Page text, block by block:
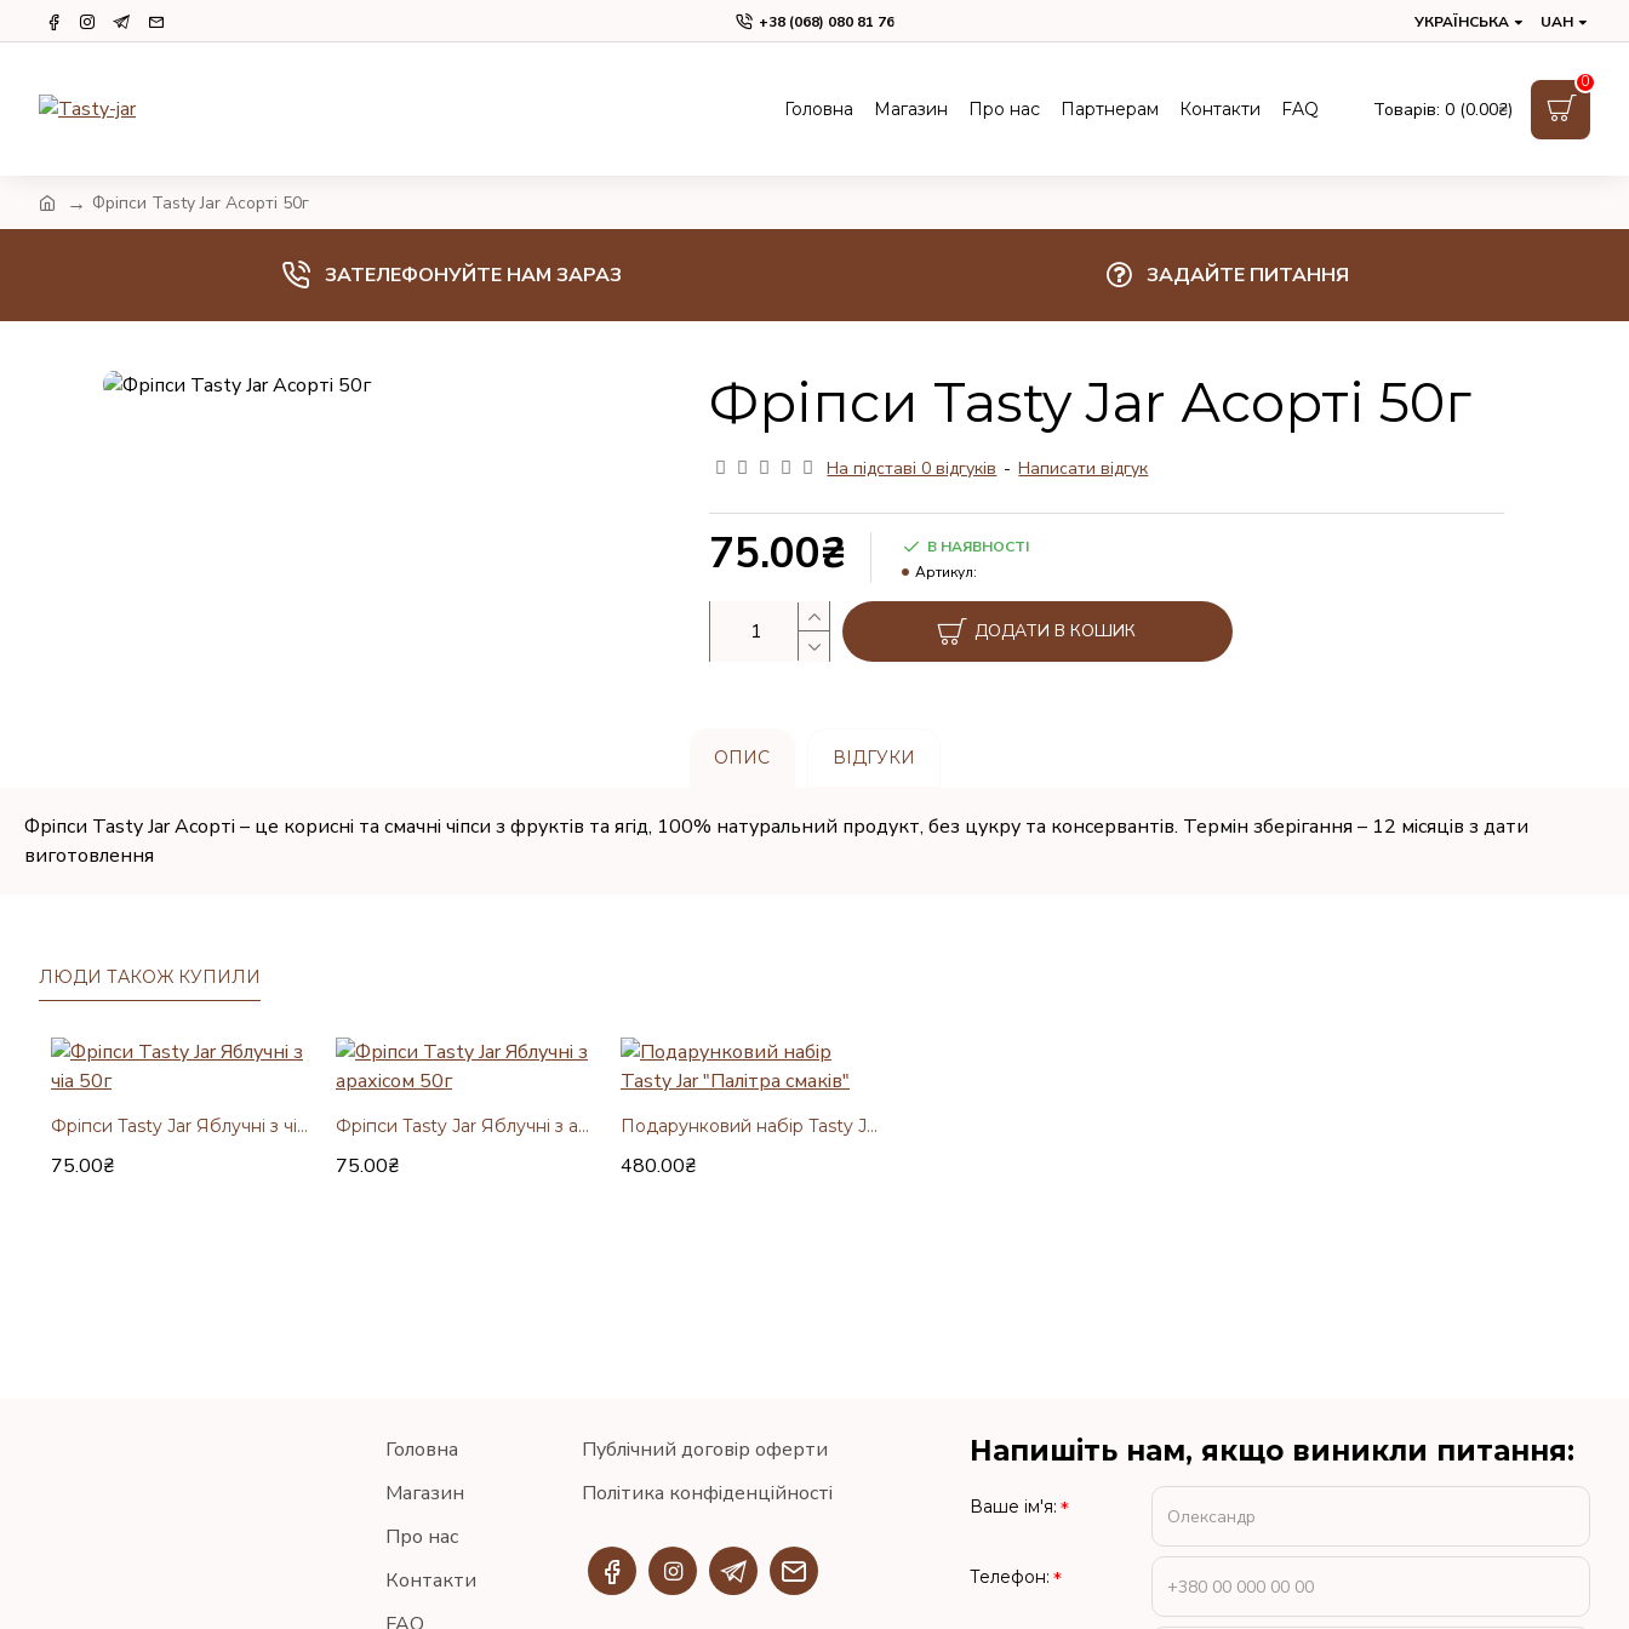
+38 (068) 080 81 76 УКРАЇНСЬКА UAH
Головна Магазин Про нас Партнерам Контакти FAQ Товарів: 0 (0.00₴)
0
Фріпси Tasty Jar Асорті 50г
ЗАТЕЛЕФОНУЙТЕ НАМ ЗАРАЗ ЗАДАЙТЕ ПИТАННЯ
Фріпси Tasty Jar Асорті 50г
На підставі 0 відгуків - Написати відгук
75.00₴
В НАЯВНОСТІ
Артикул:
ДОДАТИ В КОШИК
ОПИС ВІДГУКИ
Фріпси Tasty Jar Асорті – це корисні та смачні чіпси з фруктів та ягід, 100% натуральний продукт, без цукру та консервантів. Термін зберігання – 12 місяців з дати
виготовлення
ЛЮДИ ТАКОЖ КУПИЛИ
Фріпси Tasty Jar Яблучні з чіа 50г
75.00₴
Фріпси Tasty Jar Яблучні з арахісом 50г
75.00₴
Подарунковий набір Tasty Jar "Палітра смаків"
480.00₴
Головна
Магазин
Про нас
Контакти
Публічний договір оферти
Політика конфіденційності
Напишіть нам, якщо виникли питання:
Ваше ім'я:
Телефон: